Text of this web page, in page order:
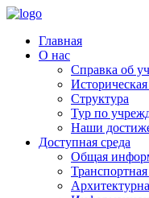
Главная
О нас
Справка об
Структура
Тур по
Наши
Доступная среда
Общая